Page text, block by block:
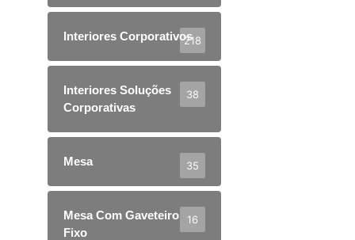
Interiores Corporativos218
Interiores Soluções
Corporativas
38
Mesa 35
Mesa Com Gaveteiro
Fixo
16